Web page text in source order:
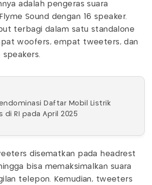
adalah pengeras suara
Sound dengan 16 speaker.
terbagi dalam satu standalone
woofers, empat tweeters, dan
speakers.
Daftar Mobil Listrik
di RI pada April 2025
disematkan pada headrest
bisa memaksimalkan suara
telepon. Kemudian, tweeters